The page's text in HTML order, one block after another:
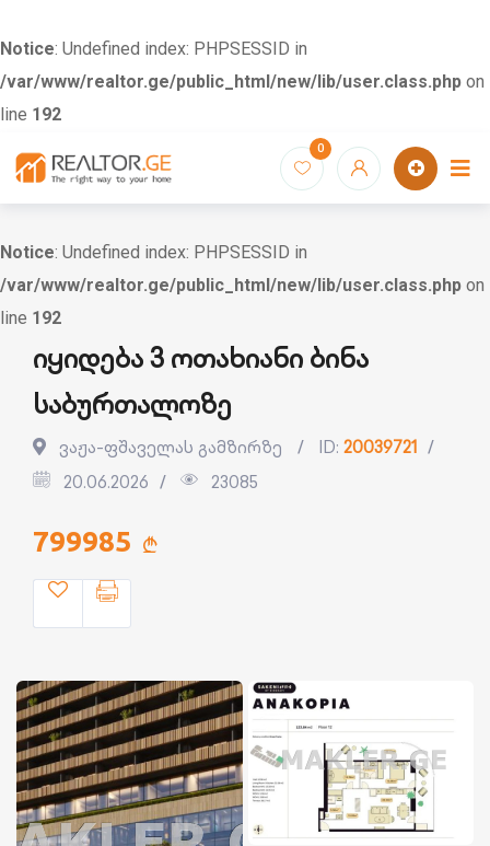
Notice: Undefined index: PHPSESSID in
/var/www/realtor.ge/public_html/new/lib/user.class.php on
line 192
0
Notice: Undefined index: PHPSESSID in
/var/www/realtor.ge/public_html/new/lib/user.class.php on
line 192
იყიდება 3 ოთახიანი ბინა
საბურთალოზე
ვაჟა-ფშაველას გამზირზე ID: 20039721
20.06.2026
23085
799985